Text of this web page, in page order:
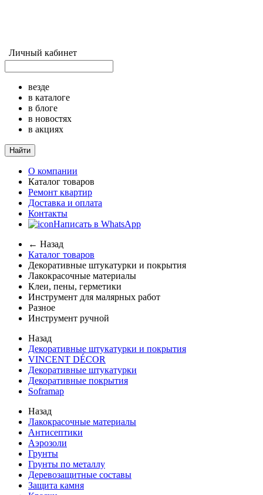
Личный кабинет
везде
в каталоге
в блоге
в новостях
в акциях
Найти
О компании
Каталог товаров
Ремонт квартир
Доставка и оплата
Контакты
Написать в WhatsApp
← Назад
Каталог товаров
Декоративные штукатурки и покрытия
Лакокрасочные материалы
Клеи, пены, герметики
Инструмент для малярных работ
Разное
Инструмент ручной
Назад
Декоративные штукатурки и покрытия
VINCENT DÉCOR
Декоративные штукатурки
Декоративные покрытия
Soframap
Назад
Лакокрасочные материалы
Антисептики
Аэрозоли
Грунты
Грунты по металлу
Деревозащитные составы
Защита камня